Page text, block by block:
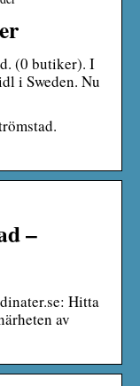
(0 butiker). I
i Sweden. Nu
–
Hitta
av